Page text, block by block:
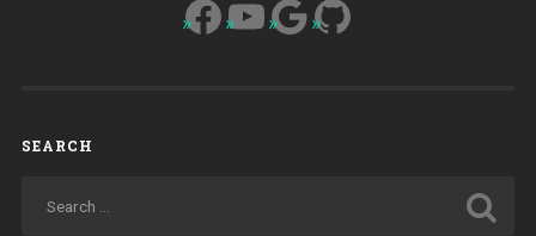
Facebook
YouTube
Google
GitHub
SEARCH